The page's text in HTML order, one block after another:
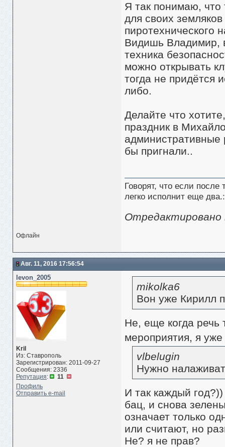
Я так понимаю, что
для своих
пиротехнического
Видишь Владимир,
техника
можно открывать
тогда не придётся
либо.
Делайте что
праздник в
административные
бы пригнали..
Говорят, что если
легко исполнит еще
Отредактировано
Офлайн
Авг. 11, 2016 17:56:54
levon_2005
Kril
Из: Ставрополь
Зарегистрирован: 2011-09-27
Сообщения: 2336
Репутация:
11
Профиль
Отправить e-mail
mikolka6
Вон уже Кирилл
Не, еще когда речь
мероприятия, я
vlbelugin
Нужно
И так каждый
бац, и снова
означает только
или считают, но
Не? я не прав?